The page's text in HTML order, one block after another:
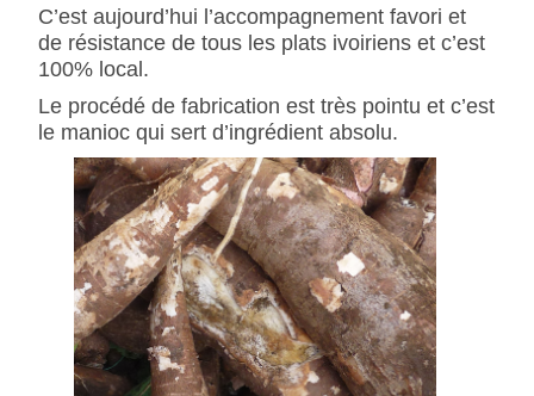
C’est aujourd’hui l’accompagnement favori et
de résistance de tous les plats ivoiriens et c’est
100% local.
Le procédé de fabrication est très pointu et c’est
le manioc qui sert d’ingrédient absolu.